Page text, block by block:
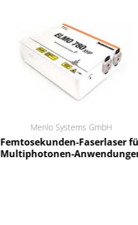
Menlo Systems GmbH
Femtosekunden-Faserlaser für
Multiphotonen-Anwendungen